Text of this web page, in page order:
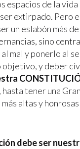
espacios de la vida
extirpado. Pero
un eslabón más
sino
mal y ponerlo al
objetivo, y deber
, hasta tener una
altas y
debe ser